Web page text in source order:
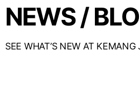
NEWS /
SEE WHAT’S NEW AT